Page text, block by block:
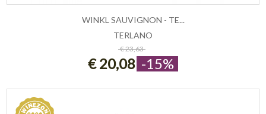
ESAURITO
WINKL SAUVIGNON - TE...
TERLANO
€ 23,63
€ 20,08 -15%